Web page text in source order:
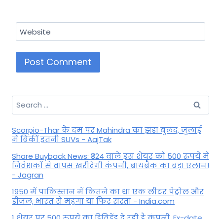
Website
Search
for:
Scorpio-Thar के दम पर Mahindra का झंडा बुलंद, जुलाई
में बिकीं इतनी SUVs - AajTak
Share Buyback News: ₹324 वाले इस शेयर को 500 रुपये में
निवेशकों से वापस खरीदेगी कंपनी, बायबैक का बड़ा एलान!
- Jagran
1950 में पाकिस्तान में कितने का था एक लीटर पेट्रोल और
डीजल, भारत से महंगा या फिर सस्ता - India.com